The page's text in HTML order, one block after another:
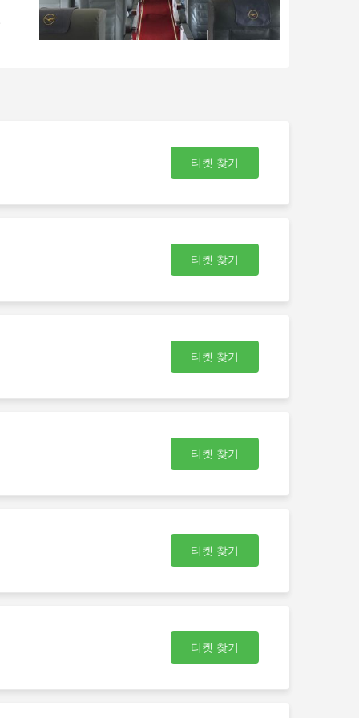
티켓 찾기
티켓 찾기
티켓 찾기
티켓 찾기
티켓 찾기
티켓 찾기